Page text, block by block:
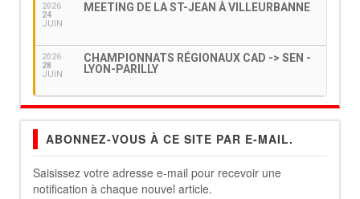
2026
24
JUIN
MEETING DE LA ST-JEAN À VILLEURBANNE
2026
28
JUIN
CHAMPIONNATS RÉGIONAUX CAD -> SEN -
LYON-PARILLY
ABONNEZ-VOUS À CE SITE PAR E-MAIL.
Saisissez votre adresse e-mail pour recevoir une
notification à chaque nouvel article.